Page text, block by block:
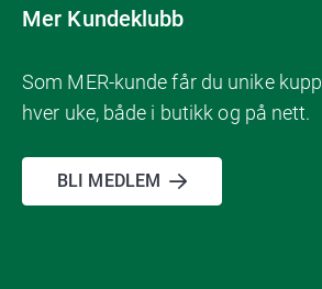
Mer Kundeklubb
Som MER-kunde får du unike kupp
hver uke, både i butikk og på nett.
BLI MEDLEM